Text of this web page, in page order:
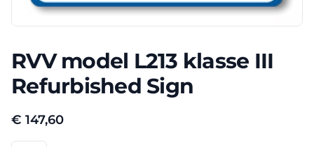
RVV model L213 klasse III
Refurbished Sign
€ 147,60